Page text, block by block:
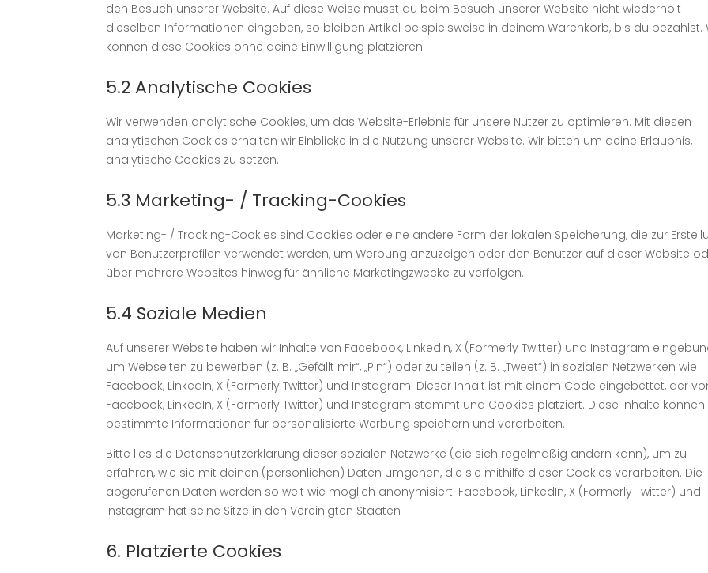
den Besuch unserer Website. Auf diese Weise musst du beim Besuch unserer Website nicht wiederholt
dieselben Informationen eingeben, so bleiben Artikel beispielsweise in deinem Warenkorb, bis du bezahlst.
können diese Cookies ohne deine Einwilligung platzieren.
5.2 Analytische Cookies
Wir verwenden analytische Cookies, um das Website-Erlebnis für unsere Nutzer zu optimieren. Mit diesen
analytischen Cookies erhalten wir Einblicke in die Nutzung unserer Website. Wir bitten um deine Erlaubnis,
analytische Cookies zu setzen.
5.3 Marketing- / Tracking-Cookies
Marketing- / Tracking-Cookies sind Cookies oder eine andere Form der lokalen Speicherung, die zur
von Benutzerprofilen verwendet werden, um Werbung anzuzeigen oder den Benutzer auf dieser Website
über mehrere Websites hinweg für ähnliche Marketingzwecke zu verfolgen.
5.4 Soziale Medien
Auf unserer Website haben wir Inhalte von Facebook, LinkedIn, X (Formerly Twitter) und Instagram
um Webseiten zu bewerben (z. B. „Gefällt mir“, „Pin“) oder zu teilen (z. B. „Tweet“) in sozialen Netzwerken wie
Facebook, LinkedIn, X (Formerly Twitter) und Instagram. Dieser Inhalt ist mit einem Code eingebettet, der
Facebook, LinkedIn, X (Formerly Twitter) und Instagram stammt und Cookies platziert. Diese Inhalte können
bestimmte Informationen für personalisierte Werbung speichern und verarbeiten.
Bitte lies die Datenschutzerklärung dieser sozialen Netzwerke (die sich regelmäßig ändern kann), um zu
erfahren, wie sie mit deinen (persönlichen) Daten umgehen, die sie mithilfe dieser Cookies verarbeiten. Die
abgerufenen Daten werden so weit wie möglich anonymisiert. Facebook, LinkedIn, X (Formerly Twitter) und
Instagram hat seine Sitze in den Vereinigten Staaten
6. Platzierte Cookies